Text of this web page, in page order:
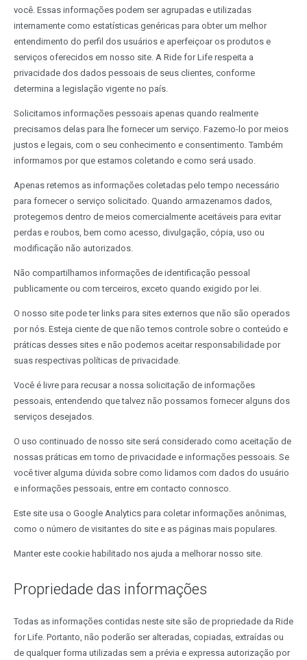
você. Essas informações podem ser agrupadas e utilizadas
internamente como estatísticas genéricas para obter um melhor
entendimento do perfil dos usuários e aperfeiçoar os produtos e
serviços oferecidos em nosso site. A Ride for Life respeita a
privacidade dos dados pessoais de seus clientes, conforme
determina a legislação vigente no país.
Solicitamos informações pessoais apenas quando realmente
precisamos delas para lhe fornecer um serviço. Fazemo-lo por meios
justos e legais, com o seu conhecimento e consentimento. Também
informamos por que estamos coletando e como será usado.
Apenas retemos as informações coletadas pelo tempo necessário
para fornecer o serviço solicitado. Quando armazenamos dados,
protegemos dentro de meios comercialmente aceitáveis para evitar
perdas e roubos, bem como acesso, divulgação, cópia, uso ou
modificação não autorizados.
Não compartilhamos informações de identificação pessoal
publicamente ou com terceiros, exceto quando exigido por lei.
O nosso site pode ter links para sites externos que não são operados
por nós. Esteja ciente de que não temos controle sobre o conteúdo e
práticas desses sites e não podemos aceitar responsabilidade por
suas respectivas políticas de privacidade.
Você é livre para recusar a nossa solicitação de informações
pessoais, entendendo que talvez não possamos fornecer alguns dos
serviços desejados.
O uso continuado de nosso site será considerado como aceitação de
nossas práticas em torno de privacidade e informações pessoais. Se
você tiver alguma dúvida sobre como lidamos com dados do usuário
e informações pessoais, entre em contacto connosco.
Este site usa o Google Analytics para coletar informações anônimas,
como o número de visitantes do site e as páginas mais populares.
Manter este cookie habilitado nos ajuda a melhorar nosso site.
Propriedade das informações
Todas as informações contidas neste site são de propriedade da Ride
for Life. Portanto, não poderão ser alteradas, copiadas, extraídas ou
de qualquer forma utilizadas sem a prévia e expressa autorização por